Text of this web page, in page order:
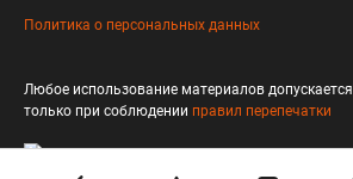
Политика о персональных данных
Любое использование материалов допускается
только при соблюдении правил перепечатки